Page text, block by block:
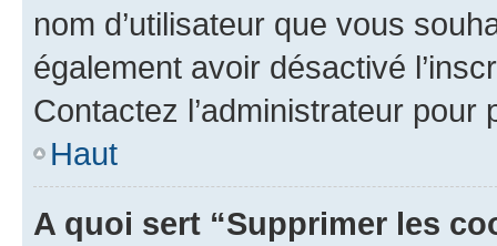
nom d’utilisateur que vous
également avoir désactivé
Contactez l’administrateur
Haut
A quoi sert “Supprimer les